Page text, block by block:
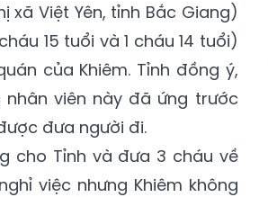
xã Việt Yên, tỉnh Bắc Giang)
15 tuổi và 1 cháu 14 tuổi)
của Khiêm. Tỉnh đồng ý,
viên này đã ứng trước
đưa người đi.
cho Tỉnh và đưa 3 cháu về
việc nhưng Khiêm không